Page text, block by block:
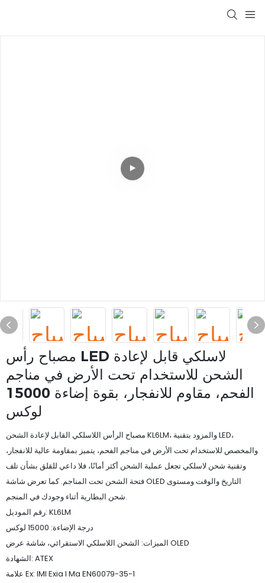
مصباح رأس LED لاسلكي قابل لإعادة
الشحن للاستخدام تحت الأرض في مناجم
الفحم، مقاوم للانفجار، بقوة إضاءة 15000
لوكس
مصباح الرأس اللاسلكي القابل لإعادة الشحن KL6LM، والمزود بتقنية LED،
والمخصص للاستخدام تحت الأرض في مناجم الفحم، يتميز بمقاومة عالية للانفجار،
وتقنية شحن لاسلكي تجعل عملية الشحن أكثر أمانًا، فلا داعي للقلق بشأن تلف
فتحة الشحن تحت المناجم. كما تعرض شاشة OLED التاريخ والوقت ومستوى
شحن البطارية أثناء وجودك في المنجم.
رقم الموديل: KL6LM
درجة الإضاءة: 15000 لوكس
الميزات: الشحن اللاسلكي الاستقرائي، شاشة عرض OLED
الشهادة: ATEX
علامة Ex: IMI Exia I Ma EN60079-35-1